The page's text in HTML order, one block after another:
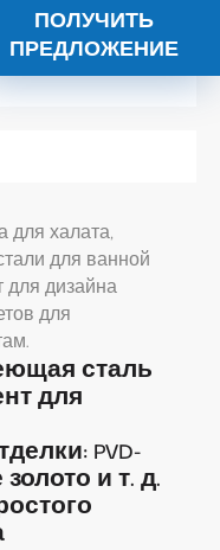
ПОЛУЧИТЬ
ПРЕДЛОЖЕНИЕ
для халата,
для ванной
для дизайна
для
сталь
для
PVD-
и т. д.